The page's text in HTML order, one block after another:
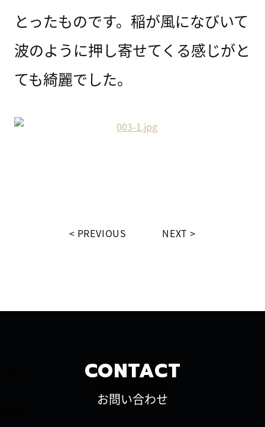
とったものです。稲が風になびいて
波のように押し寄せてくる感じがと
ても綺麗でした。
PREVIOUS NEXT
CONTACT
お問い合わせ